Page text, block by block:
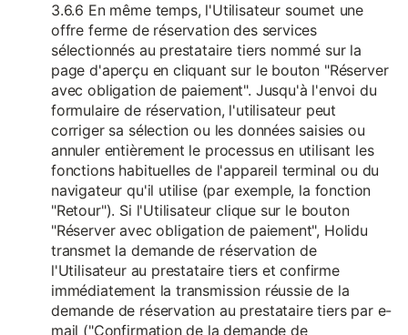
3.6.6 En même temps, l'Utilisateur soumet une
offre ferme de réservation des services
sélectionnés au prestataire tiers nommé sur la
page d'aperçu en cliquant sur le bouton "Réserver
avec obligation de paiement". Jusqu'à l'envoi du
formulaire de réservation, l'utilisateur peut
corriger sa sélection ou les données saisies ou
annuler entièrement le processus en utilisant les
fonctions habituelles de l'appareil terminal ou du
navigateur qu'il utilise (par exemple, la fonction
"Retour"). Si l'Utilisateur clique sur le bouton
"Réserver avec obligation de paiement", Holidu
transmet la demande de réservation de
l'Utilisateur au prestataire tiers et confirme
immédiatement la transmission réussie de la
demande de réservation au prestataire tiers par e-
mail ("Confirmation de la demande de